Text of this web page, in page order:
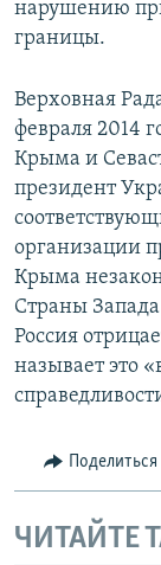
нарушению
границы.
Верховная
февраля 2014
Крыма и
президент
организации
Крыма
Страны
Россия
называет это
Поделиться
ЧИТАЙТЕ